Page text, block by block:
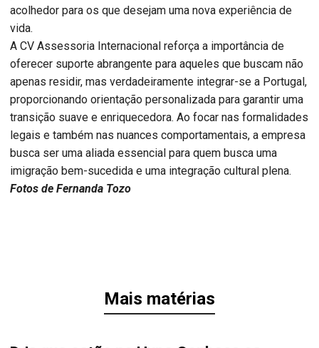
acolhedor para os que desejam uma nova experiência de
vida.
A CV Assessoria Internacional reforça a importância de
oferecer suporte abrangente para aqueles que buscam não
apenas residir, mas verdadeiramente integrar-se a Portugal,
proporcionando orientação personalizada para garantir uma
transição suave e enriquecedora. Ao focar nas formalidades
legais e também nas nuances comportamentais, a empresa
busca ser uma aliada essencial para quem busca uma
imigração bem-sucedida e uma integração cultural plena.
Fotos de Fernanda Tozo
Mais matérias